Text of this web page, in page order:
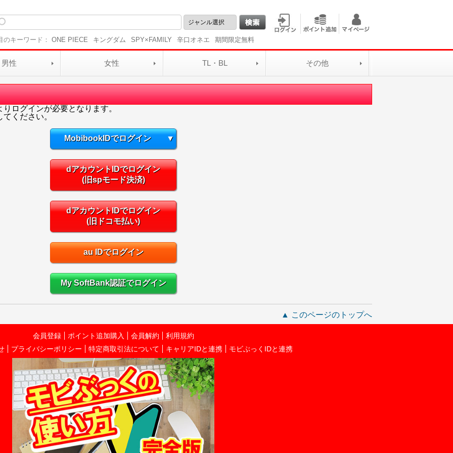
のキーワード： ONE PIECE キングダム SPY×FAMILY 辛口オネエ 期間限定無料
男性 女性 TL・BL その他
ログインが必要となります。
ください。
MobibookIDでログイン ▼
dアカウントIDでログイン
(旧spモード決済)
dアカウントIDでログイン
(旧ドコモ払い)
au IDでログイン
My SoftBank認証でログイン
▲ このページのトップへ
会員登録 ポイント追加購入 会員解約
利用規約
プライバシーポリシー 特定商取引法について キャリアIDと連携 モビぶっくIDと連携